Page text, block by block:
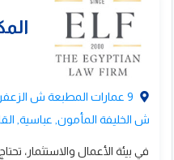
ش الخليفة المأمون, عباسية,
في بيئة الأعمال والاستثمار،